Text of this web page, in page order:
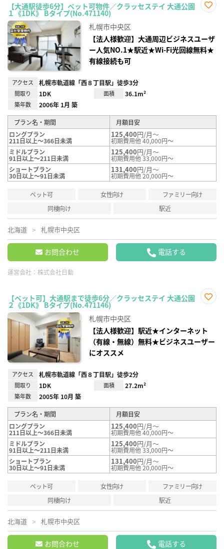
【大通駅徒歩6分】ペット可物件／クラッセステイ 大通公園
１《1DK》 Bタイプ(No.471140)
録
札幌市中央区
【法人様歓迎】大通周辺ビジネスユーザ
ー人気NO.1★駅近★Wi-Fi光回線無料★
有線接続も可
アクセス 札幌市軌道線「西８丁目駅」徒歩3分
間取り 1DK 面積 36.1m²
築年数 2006年 1月 築
プラン名・期間
月額目安
ロングプラン
211日以上～366日未満
125,400円/月～
初期費用他 40,000円～
ミドルプラン
91日以上～211日未満
125,400円/月～
初期費用他 33,000円～
ショートプラン
30日以上～91日未満
131,400円/月～
初期費用他 20,000円～
ペット可 女性向け
ファミリー向け
同棲向け
駅近
北海道 札幌市中央区
お問合わせ 電話する
運営会社： 株式会社日動
【ペット可】大通駅まで徒歩6分／クラッセステイ 大通公園
２《1DK》 Bタイプ(No.471146)
録
札幌市中央区
【法人様歓迎】駅近★インターネット
（有線・無線）無料★ビジネスユーザー
にオススメ
アクセス 札幌市軌道線「西８丁目駅」徒歩2分
間取り 1DK 面積 27.2m²
築年数 2005年 10月 築
プラン名・期間
月額目安
ロングプラン
211日以上～366日未満
125,400円/月～
初期費用他 40,000円～
ミドルプラン
91日以上～211日未満
125,400円/月～
初期費用他 33,000円～
ショートプラン
30日以上～91日未満
131,400円/月～
初期費用他 20,000円～
ペット可 女性向け
ファミリー向け
同棲向け
駅近
北海道 札幌市中央区
お問合わせ 電話する